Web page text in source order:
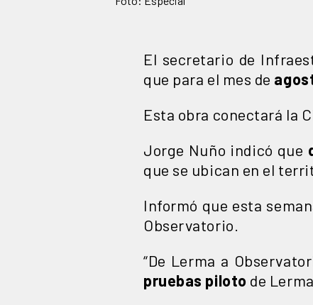
El secretario de
que para el mes de
Esta obra conectará la
Jorge Nuño indicó que
que se ubican en el
Informó que esta
Observatorio.
“De Lerma a
pruebas piloto de